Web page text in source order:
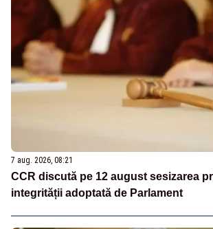
7 aug. 2026, 08:21
CCR discută pe 12 august sesizarea
integrității adoptată de Parlament